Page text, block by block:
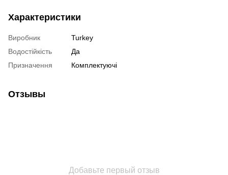
Характеристики
Виробник
Turkey
Водостійкість
Да
Призначення
Комплектуючі
Отзывы
Добавьте первый отзыв